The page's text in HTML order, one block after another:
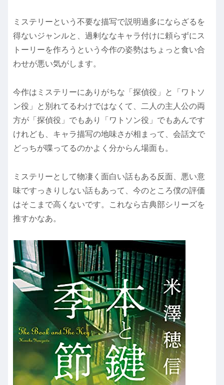
ミステリーという不要な描写で説明過多にならざるを
得ないジャンルと、過剰ななキャラ付けに頼らずにス
トーリーを作ろうという今作の姿勢はちょっと食い合
わせが悪い気がします。
今作はミステリーにありがちな「探偵役」と「ワトソ
ン役」と別れてるわけではなくて、二人の主人公の両
方が「探偵役」でもあり「ワトソン役」でもあんです
けれども、キャラ描写の地味さが相まって、会話文で
どっちが喋ってるのかよく分からん場面も。
ミステリーとして物凄く面白い話もある反面、悪い意
味ですっきりしない話もあって、今のところ僕の評価
はそこまで高くないです。これなら古典部シリーズを
推すかなあ。